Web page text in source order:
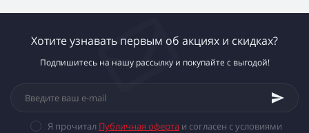
Хотите узнавать первым об акциях и скидках?
Подпишитесь на нашу рассылку и покупайте с выгодой!
Я прочитал Публичная оферта и согласен с условиями